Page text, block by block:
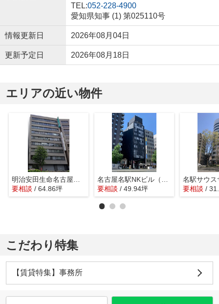
TEL:052-228-4900
愛知県知事 (1) 第025110号
情報更新日 2026年08月04日
更新予定日 2026年08月18日
エリアの近い物件
要相談 / 64.86坪
要相談 / 49.94坪 要相談 /
こだわり特集
【賃貸特集】事務所